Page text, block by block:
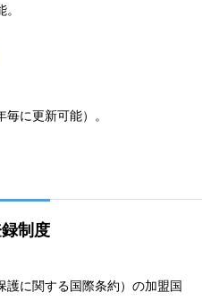
に更新可能）。
制度
護に関する国際条約）の加盟国